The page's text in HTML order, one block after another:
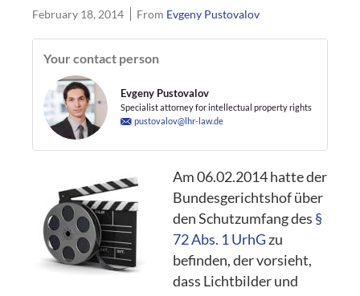
February 18, 2014 From Evgeny Pustovalov
Your contact person
Evgeny Pustovalov
Specialist attorney for intellectual property rights
pustovalov@lhr-law.de
Am 06.02.2014 hatte der
Bundesgerichtshof über
den Schutzumfang des §
72 Abs. 1 UrhG zu
befinden, der vorsieht,
dass Lichtbilder und